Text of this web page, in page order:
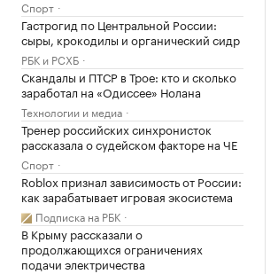
Спорт
Гастрогид по Центральной России:
сыры, крокодилы и органический сидр
РБК и РСХБ
Скандалы и ПТСР в Трое: кто и сколько
заработал на «Одиссее» Нолана
Технологии и медиа
Тренер российских синхронисток
рассказала о судейском факторе на ЧЕ
Спорт
Roblox признал зависимость от России:
как зарабатывает игровая экосистема
Подписка на РБК
В Крыму рассказали о
продолжающихся ограничениях
подачи электричества